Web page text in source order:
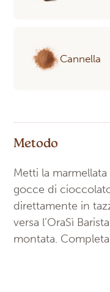
Cannella
Metodo
Metti la
gocce di
direttamente in
versa l’OraSì
montata.